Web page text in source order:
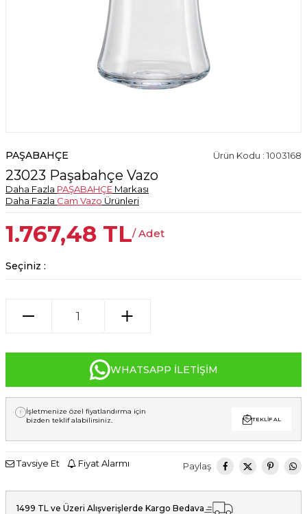
PAŞABAHÇE Ürün Kodu : 1003168
23023 Paşabahçe Vazo
Daha Fazla PAŞABAHÇE Markası
Daha Fazla Cam Vazo Ürünleri
1.767,48 TL/ Adet
Seçiniz :
WHATSAPP İLETIŞIM
İşletmenize özel fiyatlandırma için
bizden teklif alabilirsiniz.
TEKLIF AL
Tavsiye Et Fiyat Alarmı Paylaş
1499 TL ve Üzeri Alışverişlerde Kargo Bedava